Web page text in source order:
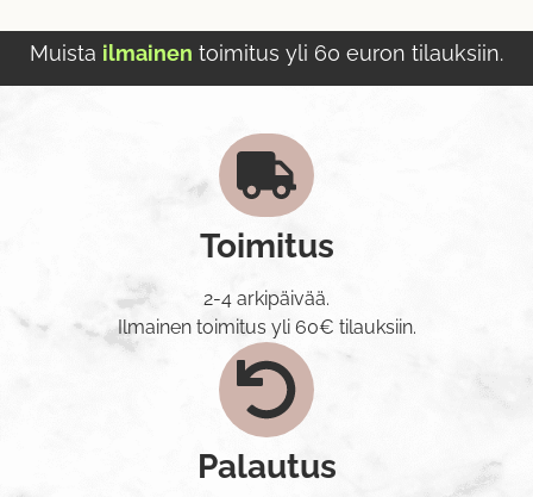
Muista ilmainen toimitus yli 60 euron tilauksiin.
Toimitus
2-4 arkipäivää.
Ilmainen toimitus yli 60€ tilauksiin.
Palautus